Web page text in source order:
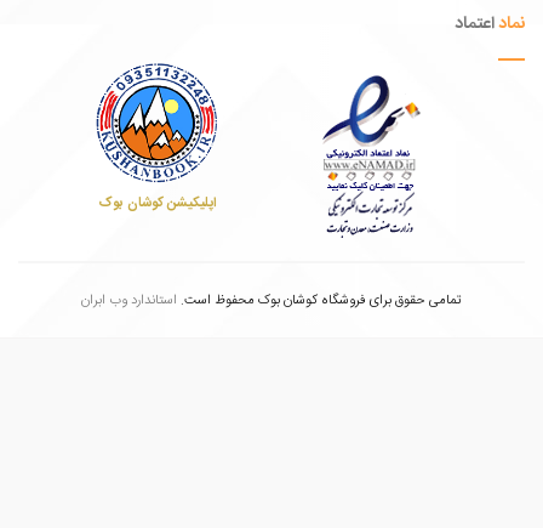
اپلیکیشن کوشان بوک
تمامی حقوق برای فروشگاه کوشان بوک محفوظ است.استاندارد وب ابران